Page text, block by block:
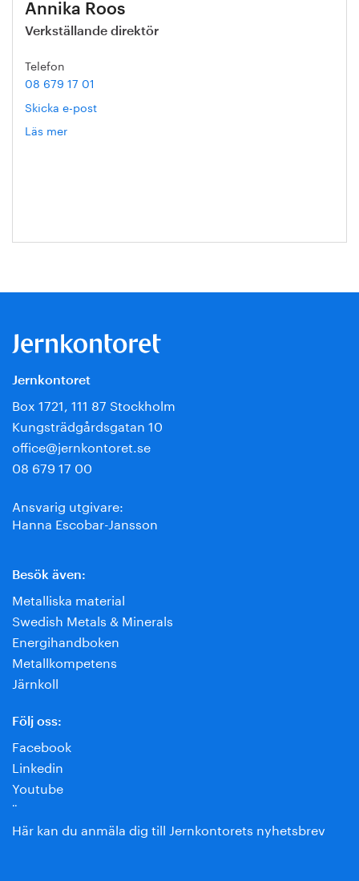
Annika Roos
Verkställande direktör
Telefon
08 679 17 01
Skicka e-post
Läs mer
Jernkontoret
Box 1721, 111 87 Stockholm
Kungsträdgårdsgatan 10
office@jernkontoret.se
08 679 17 00
Ansvarig utgivare:
Hanna Escobar-Jansson
Besök även:
Metalliska material
Swedish Metals & Minerals
Energihandboken
Metallkompetens
Järnkoll
Följ oss:
Facebook
Linkedin
Youtube
¨
Här kan du anmäla dig till Jernkontorets nyhetsbrev